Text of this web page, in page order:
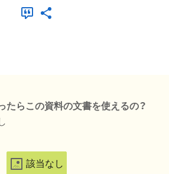
たらこの資料の文書を使えるの？
該当なし